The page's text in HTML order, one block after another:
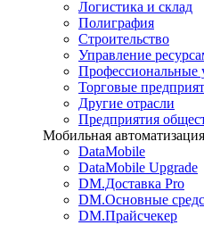
Логистика и склад
Полиграфия
Строительство
Управление
Профессиональные
Торговые
Другие отрасли
Предприятия
Мобильная
DataMobile
DataMobile Upgrade
DM.Доставка Pro
DM.Основные
DM.Прайсчекер